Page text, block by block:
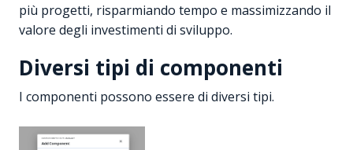
più progetti, risparmiando tempo e massimizzando il
valore degli investimenti di sviluppo.
Diversi tipi di componenti
I componenti possono essere di diversi tipi.